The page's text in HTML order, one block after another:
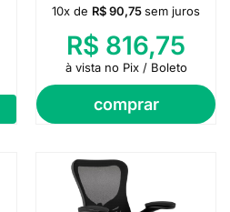
comprar
10x de R$90,75sem juros
R$ 816,75
à vista no Pix / Boleto